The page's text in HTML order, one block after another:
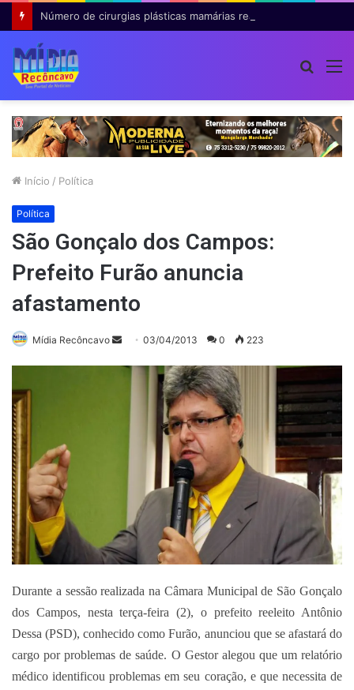
Início / Política
Política
São Gonçalo dos Campos:
Prefeito Furão anuncia
afastamento
Mídia Recôncavo
Mande03/04/2013 0 223
Durante a sessão realizada na Câmara Municipal de São Gonçalo
dos Campos, nesta terça-feira (2), o prefeito reeleito Antônio
Dessa (PSD), conhecido como Furão, anunciou que se afastará do
cargo por problemas de saúde. O Gestor alegou que um relatório
médico identificou problemas em seu coração, e que necessita de